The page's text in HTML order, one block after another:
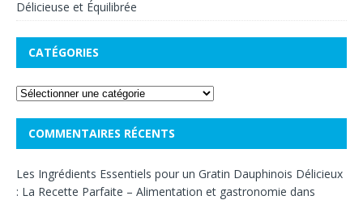
Délicieuse et Équilibrée
CATÉGORIES
COMMENTAIRES RÉCENTS
Les Ingrédients Essentiels pour un Gratin Dauphinois Délicieux
: La Recette Parfaite – Alimentation et gastronomie dans